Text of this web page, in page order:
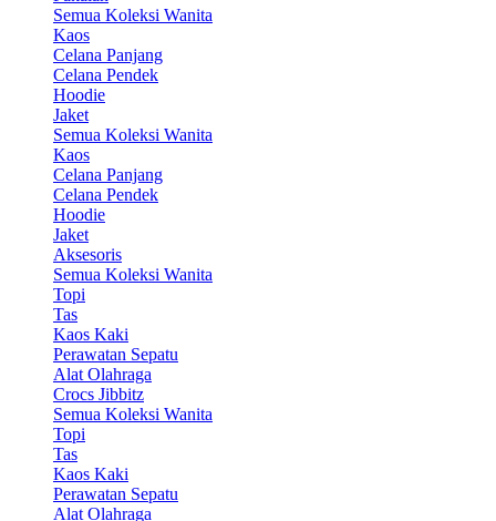
Semua Koleksi Wanita
Kaos
Celana Panjang
Celana Pendek
Hoodie
Jaket
Semua Koleksi Wanita
Kaos
Celana Panjang
Celana Pendek
Hoodie
Jaket
Aksesoris
Semua Koleksi Wanita
Topi
Tas
Kaos Kaki
Perawatan Sepatu
Alat Olahraga
Crocs Jibbitz
Semua Koleksi Wanita
Topi
Tas
Kaos Kaki
Perawatan Sepatu
Alat Olahraga